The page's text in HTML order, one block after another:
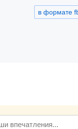
в формате